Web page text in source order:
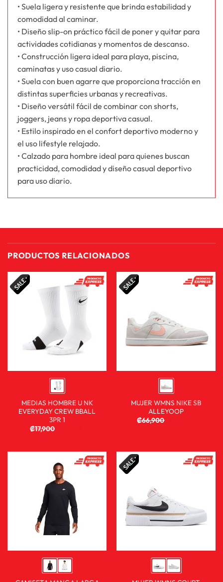
• Suela ligera y resistente que brinda estabilidad y
comodidad al caminar.
• Diseño slip-on práctico fácil de poner y quitar para
actividades cotidianas y momentos de descanso.
• Construcción ligera ideal para playa, piscina,
caminatas y uso casual diario.
• Suela con buen agarre que proporciona tracción en
distintas superficies urbanas y recreativas.
• Diseño versátil fácil de combinar con shorts,
joggers, jeans y ropa deportiva casual.
• Estilo inspirado en el confort deportivo moderno y
el uso lifestyle relajado.
• Calzado para hombre ideal para quienes buscan
practicidad, comodidad y diseño casual deportivo
para uso diario.
PRODUCTOS RELACIONADOS
MEDIAS HOMBRE U NK
EVERYDAY CREW BBALL
3PR 1
₡17,900
MUJER WMNS NIKE SB
ALLEYOOP
₡66,900